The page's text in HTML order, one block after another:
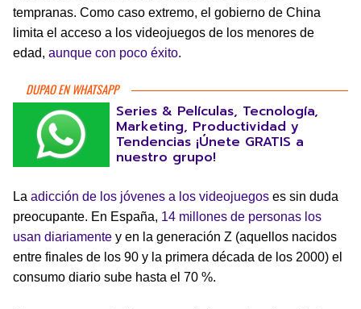
tempranas. Como caso extremo, el gobierno de China
limita el acceso a los videojuegos de los menores de
edad, aunque con poco éxito.
DUPAO EN WHATSAPP
Series & Películas, Tecnología,
Marketing, Productividad y
Tendencias ¡Únete GRATIS a
nuestro grupo!
La adicción de los jóvenes a los videojuegos es sin duda
preocupante. En España, 14 millones de personas los
usan diariamente y en la generación Z (aquellos nacidos
entre finales de los 90 y la primera década de los 2000) el
consumo diario sube hasta el 70 %.